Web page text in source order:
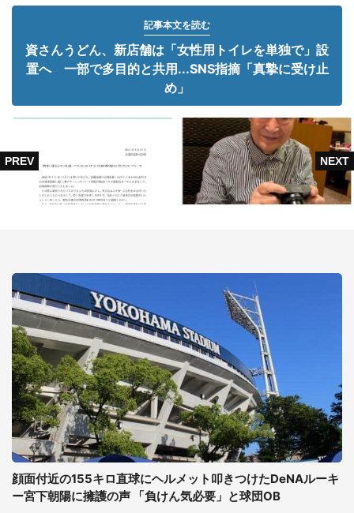
記事本文を読む
資さんうどん、新店舗は「女性用トイレを単独で」設
置へ 一部で多目的と共用...SNS指摘「真摯に受け止
め」
顔面付近の155キロ直球にヘルメット叩きつけたDeNAルーキ
ー宮下朝陽に擁護の声 「負けん気必要」と球団OB